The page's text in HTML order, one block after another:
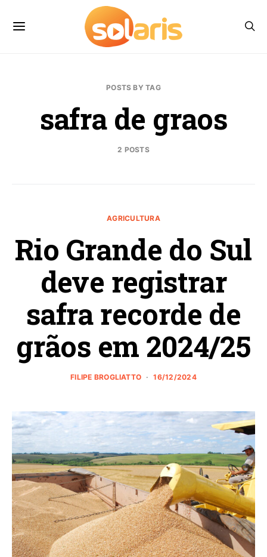
POSTS BY TAG
safra de graos
2 POSTS
AGRICULTURA
Rio Grande do Sul
deve registrar
safra recorde de
grãos em 2024/25
FILIPE BROGLIATTO 16/12/2024